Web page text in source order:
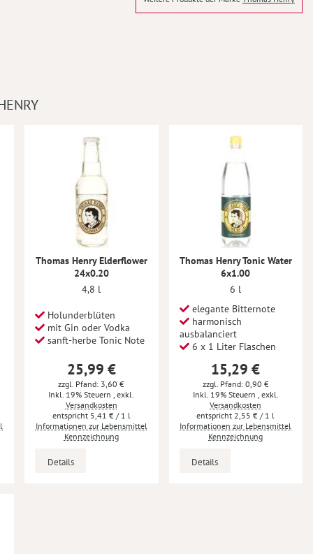
Thomas Henry Elderflower
24x0.20
4,8 l
Holunderblüten
mit Gin oder Vodka
sanft-herbe Tonic Note
25,99 €
zzgl. Pfand: 3,60 €
Inkl. 19% Steuern, exkl.
Versandkosten
5,41 €/ 1 l
Informationen zur Lebensmittel
Kennzeichnung
Details
Thomas Henry Tonic Water
6x1.00
6 l
elegante Bitternote
harmonisch
ausbalanciert
6 x 1 Liter Flaschen
15,29 €
zzgl. Pfand: 0,90 €
Inkl. 19% Steuern , exkl.
Versandkosten
2,55 € / 1 l
Informationen zur Lebensmittel
Kennzeichnung
Details